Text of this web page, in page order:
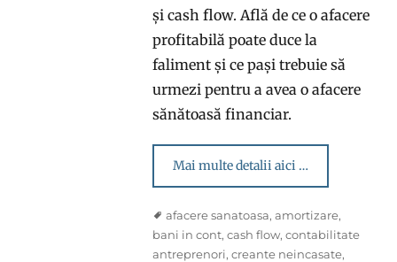
și cash flow. Află de ce o afacere
profitabilă poate duce la
faliment și ce pași trebuie să
urmezi pentru a avea o afacere
sănătoasă financiar.
Mai multe detalii aici …
Tagsafacere sanatoasa,amortizare,
bani in cont,cash flow,contabilitate
antreprenori,creante neincasate,